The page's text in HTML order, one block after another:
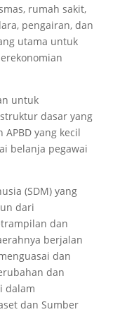
rumah sakit,
pengairan, dan
utama untuk
untuk
dasar yang
yang kecil
belanja pegawai
(SDM) yang
dari
dan
berjalan
dan
dan
dalam
dan Sumber